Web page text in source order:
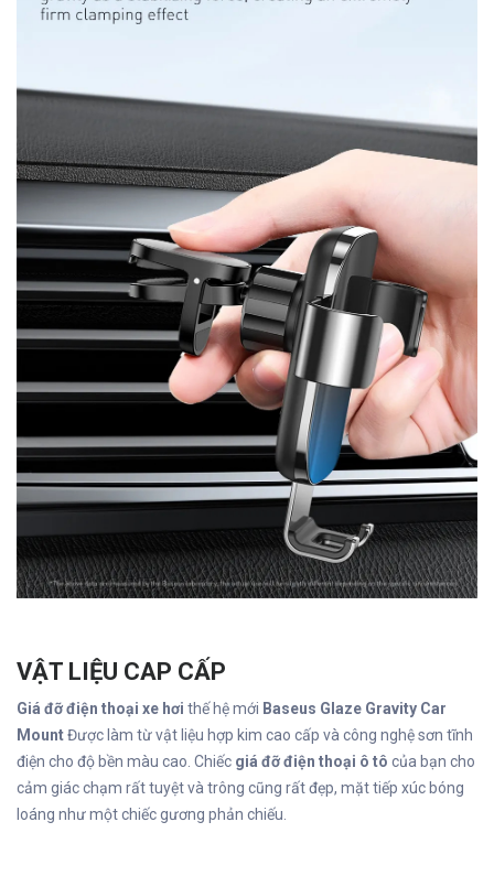
VẬT LIỆU CAP CẤP
Giá đỡ điện thoại xe hơi thế hệ mới Baseus Glaze Gravity Car
MountĐược làm từ vật liệu hợp kim cao cấp và công nghệ sơn tĩnh
điện cho độ bền màu cao. Chiếc giá đỡ điện thoại ô tô của bạn cho
cảm giác chạm rất tuyệt và trông cũng rất đẹp, mặt tiếp xúc bóng
loáng như một chiếc gương phản chiếu.